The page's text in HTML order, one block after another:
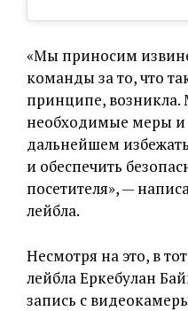
«Мы приносим
команды за то, что
принципе,
необходимые меры и
дальнейшем
и обеспечить
посетителя», —
лейбла.
Несмотря на это, в
лейбла Еркебулан
запись с